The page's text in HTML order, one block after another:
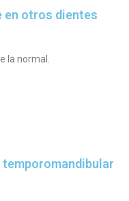
en otros dientes
la normal.